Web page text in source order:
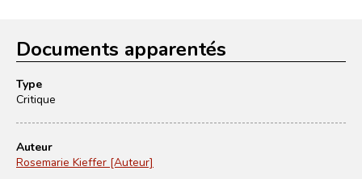
Documents apparentés
Type
Critique
Auteur
Rosemarie Kieffer [Auteur]